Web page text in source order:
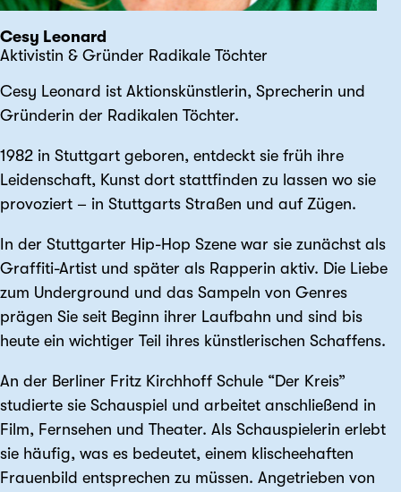
Cesy Leonard
Aktivistin & Gründer Radikale Töchter
Cesy Leonard ist Aktionskünstlerin, Sprecherin und
Gründerin der Radikalen Töchter.
1982 in Stuttgart geboren, entdeckt sie früh ihre
Leidenschaft, Kunst dort stattfinden zu lassen wo sie
provoziert – in Stuttgarts Straßen und auf Zügen.
In der Stuttgarter Hip-Hop Szene war sie zunächst als
Graffiti-Artist und später als Rapperin aktiv. Die Liebe
zum Underground und das Sampeln von Genres
prägen Sie seit Beginn ihrer Laufbahn und sind bis
heute ein wichtiger Teil ihres künstlerischen Schaffens.
An der Berliner Fritz Kirchhoff Schule “Der Kreis”
studierte sie Schauspiel und arbeitet anschließend in
Film, Fernsehen und Theater. Als Schauspielerin erlebt
sie häufig, was es bedeutet, einem klischeehaften
Frauenbild entsprechen zu müssen. Angetrieben von